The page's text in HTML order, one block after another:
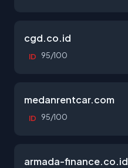
cgd.co.id
ID 95/100
medanrentcar.com
ID 95/100
armada-finance.co.id